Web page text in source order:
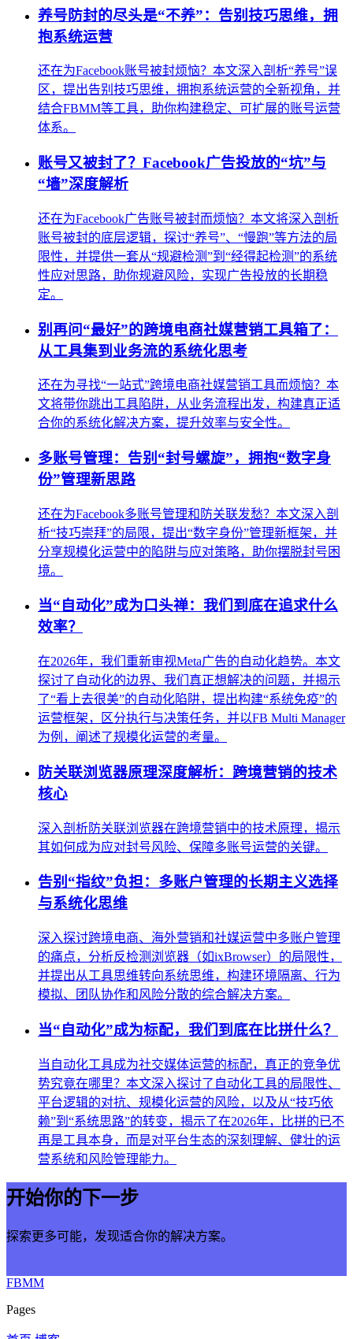
养号防封的尽头是“不养”：告别技巧思维，拥
抱系统运营
还在为Facebook账号被封烦恼？本文深入剖析“养号”误
区，提出告别技巧思维，拥抱系统运营的全新视角，并
结合FBMM等工具，助你构建稳定、可扩展的账号运营
体系。
账号又被封了？Facebook广告投放的“坑”与
“墙”深度解析
还在为Facebook广告账号被封而烦恼？本文将深入剖析
账号被封的底层逻辑，探讨“养号”、“慢跑”等方法的局
限性，并提供一套从“规避检测”到“经得起检测”的系统
性应对思路，助你规避风险，实现广告投放的长期稳
定。
别再问“最好”的跨境电商社媒营销工具箱了：
从工具集到业务流的系统化思考
还在为寻找“一站式”跨境电商社媒营销工具而烦恼？本
文将带你跳出工具陷阱，从业务流程出发，构建真正适
合你的系统化解决方案，提升效率与安全性。
多账号管理：告别“封号螺旋”，拥抱“数字身
份”管理新思路
还在为Facebook多账号管理和防关联发愁？本文深入剖
析“技巧崇拜”的局限，提出“数字身份”管理新框架，并
分享规模化运营中的陷阱与应对策略，助你摆脱封号困
境。
当“自动化”成为口头禅：我们到底在追求什么
效率？
在2026年，我们重新审视Meta广告的自动化趋势。本文
探讨了自动化的边界、我们真正想解决的问题，并揭示
了“看上去很美”的自动化陷阱，提出构建“系统免疫”的
运营框架，区分执行与决策任务，并以FB Multi Manager
为例，阐述了规模化运营的考量。
防关联浏览器原理深度解析：跨境营销的技术
核心
深入剖析防关联浏览器在跨境营销中的技术原理，揭示
其如何成为应对封号风险、保障多账号运营的关键。
告别“指纹”负担：多账户管理的长期主义选择
与系统化思维
深入探讨跨境电商、海外营销和社媒运营中多账户管理
的痛点，分析反检测浏览器（如ixBrowser）的局限性，
并提出从工具思维转向系统思维，构建环境隔离、行为
模拟、团队协作和风险分散的综合解决方案。
当“自动化”成为标配，我们到底在比拼什么？
当自动化工具成为社交媒体运营的标配，真正的竞争优
势究竟在哪里？本文深入探讨了自动化工具的局限性、
平台逻辑的对抗、规模化运营的风险，以及从“技巧依
赖”到“系统思路”的转变，揭示了在2026年，比拼的已不
再是工具本身，而是对平台生态的深刻理解、健壮的运
营系统和风险管理能力。
开始你的下一步
探索更多可能，发现适合你的解决方案。
FBMM
Pages